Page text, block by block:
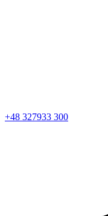
+48 327933 300